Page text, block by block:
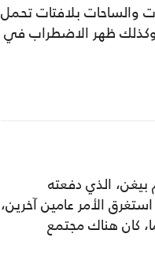
والساحات بلافتات تحمل
وكذلك ظهر الاضطراب في
بيغن، الذي دفعته
الأمر عامين آخرين،
كان هناك مجتمع